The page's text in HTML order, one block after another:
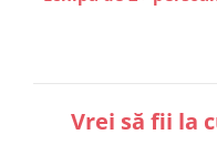
Vrei să fii la